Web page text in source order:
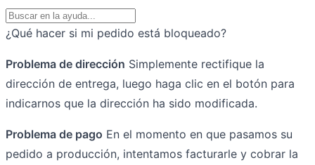
¿Qué hacer si mi pedido está bloqueado?
Problema de dirección Simplemente rectifique la
dirección de entrega, luego haga clic en el botón para
indicarnos que la dirección ha sido modificada.
Problema de pago En el momento en que pasamos su
pedido a producción, intentamos facturarle y cobrar la